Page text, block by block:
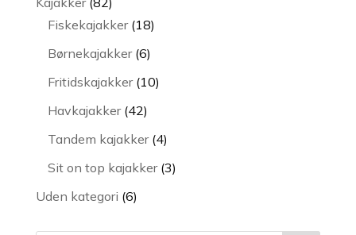
varer
Fiskekajakker 1818
Børnekajakker 66
varer
Fritidskajakker 1010
Havkajakker 4242
varer
Tandem kajakker 44
varer
Sit on top kajakker 33
Uden kategori 66